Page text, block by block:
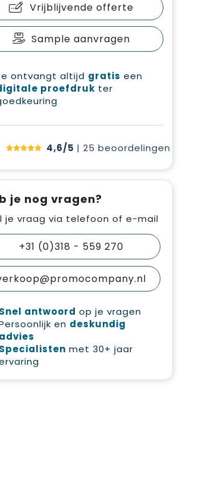
Vrijblijvende offerte
Sample aanvragen
ontvangt altijd gratis een
proefdruk ter
4,6/5 | 25 beoordelingen
je nog vragen?
je vraag via telefoon of e-mail
+31 (0)318 - 559 270
Snel antwoord op je vragen
en deskundig
advies
Specialisten met 30+ jaar